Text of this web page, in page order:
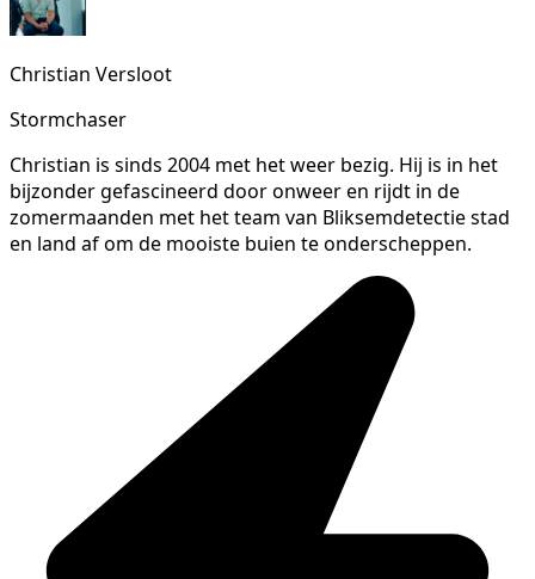
Christian Versloot
Stormchaser
Christian is sinds 2004 met het weer bezig. Hij is in het
bijzonder gefascineerd door onweer en rijdt in de
zomermaanden met het team van Bliksemdetectie stad
en land af om de mooiste buien te onderscheppen.